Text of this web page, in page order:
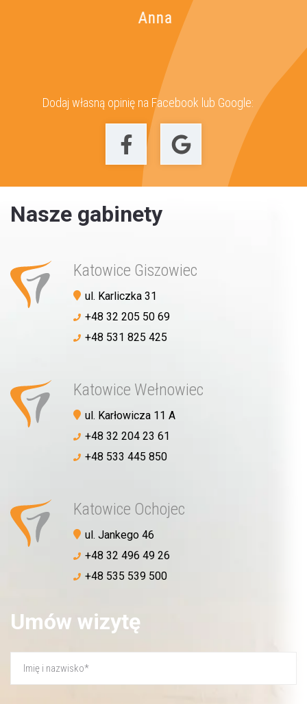
Anna
Dodaj własną opinię na Facebook lub Google:
Nasze gabinety
Katowice Giszowiec
ul. Karliczka 31
+48 32 205 50 69
+48 531 825 425
Katowice Wełnowiec
ul. Karłowicza 11 A
+48 32 204 23 61
+48 533 445 850
Katowice Ochojec
ul. Jankego 46
+48 32 496 49 26
+48 535 539 500
Umów wizytę
Umów wizytę